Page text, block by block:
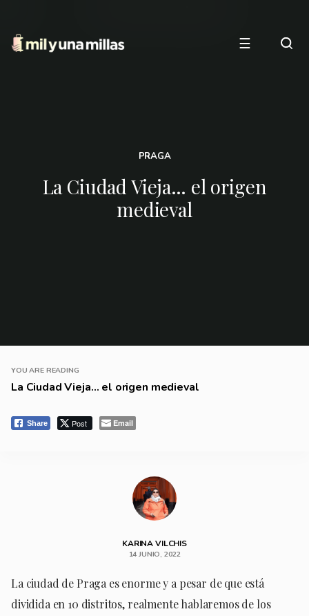
☰
PRAGA
La Ciudad Vieja… el origen
medieval
YOU ARE READING
La Ciudad Vieja… el origen medieval
Share Post Email
KARINA VILCHIS
14 JUNIO, 2022
La ciudad de Praga es enorme y a pesar de que está
dividida en 10 distritos, realmente hablaremos de los